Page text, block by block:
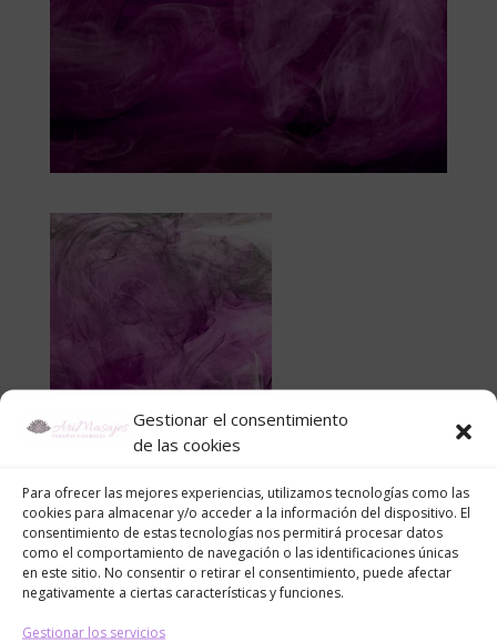
Gestionar el consentimiento
de las cookies
Para ofrecer las mejores experiencias, utilizamos tecnologías como las
cookies para almacenar y/o acceder a la información del dispositivo. El
consentimiento de estas tecnologías nos permitirá procesar datos
como el comportamiento de navegación o las identificaciones únicas
en este sitio. No consentir o retirar el consentimiento, puede afectar
negativamente a ciertas características y funciones.
Gestionar los servicios